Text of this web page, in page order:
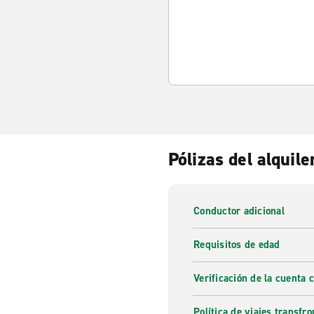
Pólizas del
Conductor adicional
Requisitos de edad
Verificación de la cuenta